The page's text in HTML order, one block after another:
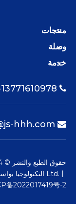
منتجات
وصلة
خدمة


Ltd.丨 التكنولوجيا بواسطة
备2022017419号-2